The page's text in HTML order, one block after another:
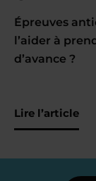
Épreuves
l’aider à
d’avance ?
Lire l’article